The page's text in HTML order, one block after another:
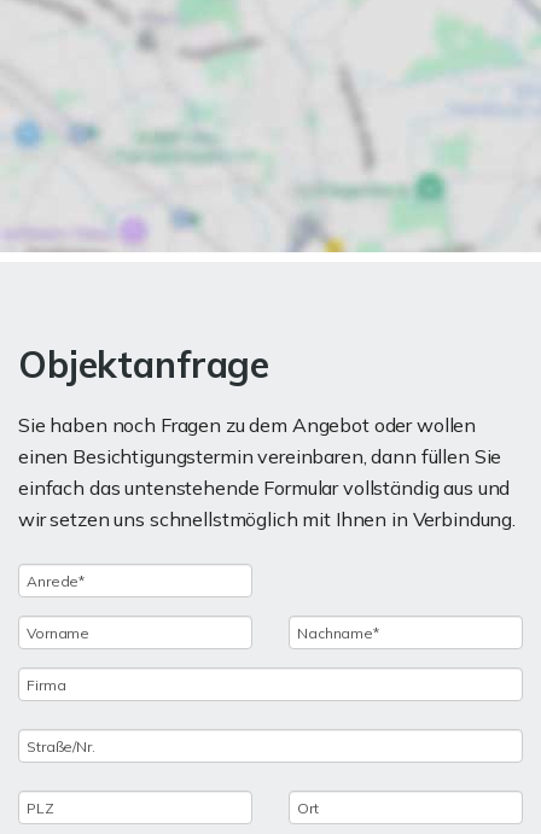
Objektanfrage
Sie haben noch Fragen zu dem Angebot oder wollen
einen Besichtigungstermin vereinbaren, dann füllen Sie
einfach das untenstehende Formular vollständig aus und
wir setzen uns schnellstmöglich mit Ihnen in Verbindung.